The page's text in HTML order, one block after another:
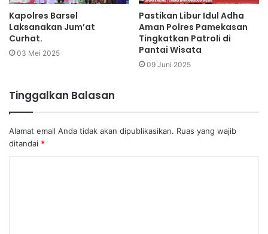
Kapolres Barsel
Laksanakan Jum’at
Curhat.
03 Mei 2025
Pastikan Libur Idul Adha
Aman Polres Pamekasan
Tingkatkan Patroli di
Pantai Wisata
09 Juni 2025
Tinggalkan Balasan
Alamat email Anda tidak akan dipublikasikan. Ruas yang wajib
ditandai *